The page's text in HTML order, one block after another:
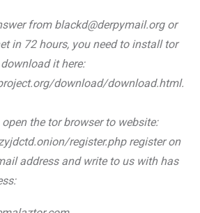
from blackd@derpymail.org or
in 72 hours, you need to install tor
it here:
download/download.html.
the tor browser to website:
register.php register on
address and write to us with has